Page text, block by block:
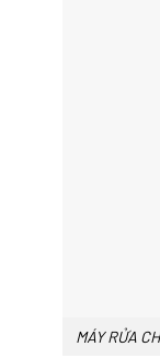
MÁY RỬA